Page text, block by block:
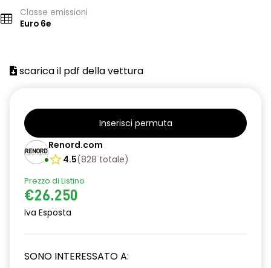
Classe emissioni
Euro 6e
scarica il pdf della vettura
Inserisci permuta
Renord.com
4.5(828 totale)
Prezzo di Listino
€26.250
Iva Esposta
SONO INTERESSATO A: